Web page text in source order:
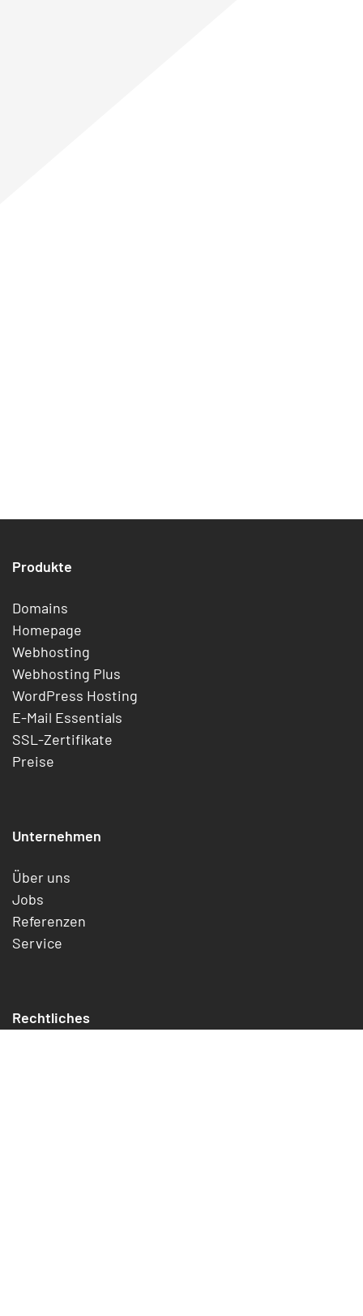
Produkte
Domains
Homepage
Webhosting
Webhosting Plus
WordPress Hosting
E-Mail Essentials
SSL-Zertifikate
Preise
Unternehmen
Über uns
Jobs
Referenzen
Service
Rechtliches